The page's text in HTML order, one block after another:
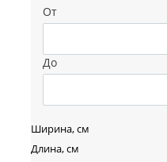
От
До
Ширина, см
Длина, см